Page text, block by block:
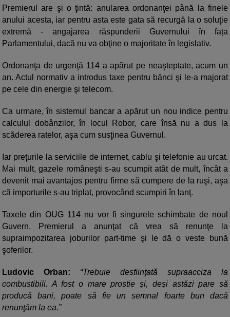
Premierul are şi o ţintă: anularea ordonanţei până la finele
anului acesta, iar pentru asta este gata să recurgă la o soluţie
extremă - angajarea răspunderii Guvernului în fața
Parlamentului, dacă nu va obţine o majoritate în legislativ.
Ordonanţa de urgenţă 114 a apărut pe neaşteptate, acum un
an. Actul normativ a introdus taxe pentru bănci şi le-a majorat
pe cele din energie şi telecom.
Ca urmare, în sistemul bancar a apărut un nou indice pentru
calculul dobânzilor, în locul Robor, care însă nu a dus la
scăderea ratelor, aşa cum susţinea Guvernul.
Iar preţurile la serviciile de internet, cablu şi telefonie au urcat.
Mai mult, gazele româneşti s-au scumpit atât de mult, încât a
devenit mai avantajos pentru firme să cumpere de la ruşi, aşa
că importurile s-au triplat, provocând scumpiri în lanţ.
Taxele din OUG 114 nu vor fi singurele schimbate de noul
Guvern. Premierul a anunţat că vrea să renunţe la
supraimpozitarea joburilor part-time şi le dă o veste bună
şoferilor.
Ludovic Orban:
“Trebuie desfiinţată supraacciza la
combustibili. A fost o mare prostie şi, deşi astăzi pare să
producă bani, poate să fie un semnal foarte bun dacă
renunţăm la ea.”